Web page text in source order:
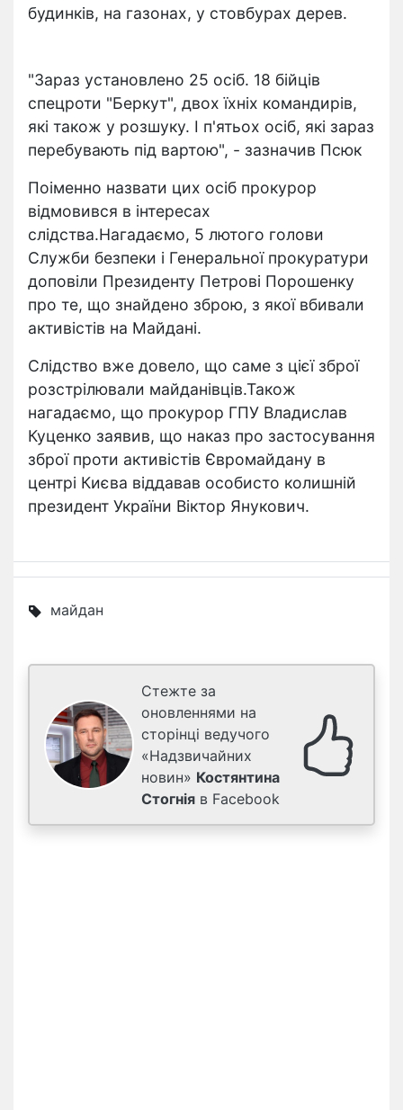
будинків, на газонах, у стовбурах дерев.
"Зараз установлено 25 осіб. 18 бійців
спецроти "Беркут", двох їхніх командирів,
які також у розшуку. І п'ятьох осіб, які зараз
перебувають під вартою", - зазначив Псюк
Поіменно назвати цих осіб прокурор
відмовився в інтересах
слідства.Нагадаємо, 5 лютого голови
Служби безпеки і Генеральної прокуратури
доповіли Президенту Петрові Порошенку
про те, що знайдено зброю, з якої вбивали
активістів на Майдані.
Слідство вже довело, що саме з цієї зброї
розстрілювали майданівців.Також
нагадаємо, що прокурор ГПУ Владислав
Куценко заявив, що наказ про застосування
зброї проти активістів Євромайдану в
центрі Києва віддавав особисто колишній
президент України Віктор Янукович.
майдан
Стежте за
оновленнями на
сторінці ведучого
«Надзвичайних
новин» Костянтина
Стогнія в Facebook